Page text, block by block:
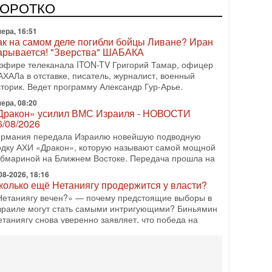
АХИ «Дракон» (Drakon), которая уже стала самой
субмариной в истории ЦАХАЛ. Но почему её
16:51
на самом деле погибли бойцы Ливане? Иран
"Зверства" ШАБАКА
телеканала ITON-TV Григорий Тамар, офицер
в отставке, писатель, журналист, военный
Ведет программу Александр Гур-Арье.
08:20
усилил ВМС Израиля - НОВОСТИ
08/2026
передала Израилю новейшую подводную
АХИ «Дракон», которую называют самой мощной
на Ближнем Востоке. Передача прошла на
2026, 18:16
ещё Нетаниягу продержится у власти?
вечен?» — почему предстоящие выборы в
могут стать самыми интригующими? Биньямин
снова уверенно заявляет, что победа на